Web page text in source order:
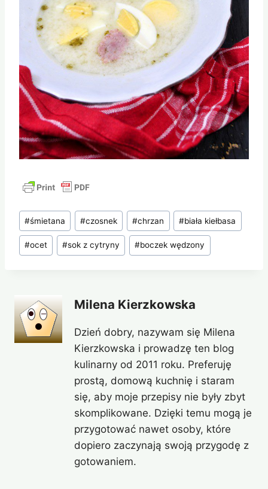
Tagi
wpisu:
#śmietana #czosnek #chrzan #biała kiełbasa
#ocet #sok z cytryny #boczek wędzony
Milena Kierzkowska
Dzień dobry, nazywam się Milena
Kierzkowska i prowadzę ten blog
kulinarny od 2011 roku. Preferuję
prostą, domową kuchnię i staram
się, aby moje przepisy nie były zbyt
skomplikowane. Dzięki temu mogą je
przygotować nawet osoby, które
dopiero zaczynają swoją przygodę z
gotowaniem.